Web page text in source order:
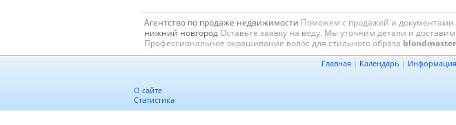
Агентство по продаже недвижимости Поможем с продажей и документами.
нижний новгородОставьте заявку на воду. Мы уточним детали и доставим
Профессиональное окрашивание волос для стильного образа
Главная | Календарь | Информация
О сайте
Статистика